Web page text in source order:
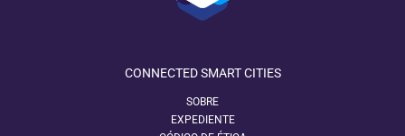
CONNECTED SMART CITIES
SOBRE
EXPEDIENTE